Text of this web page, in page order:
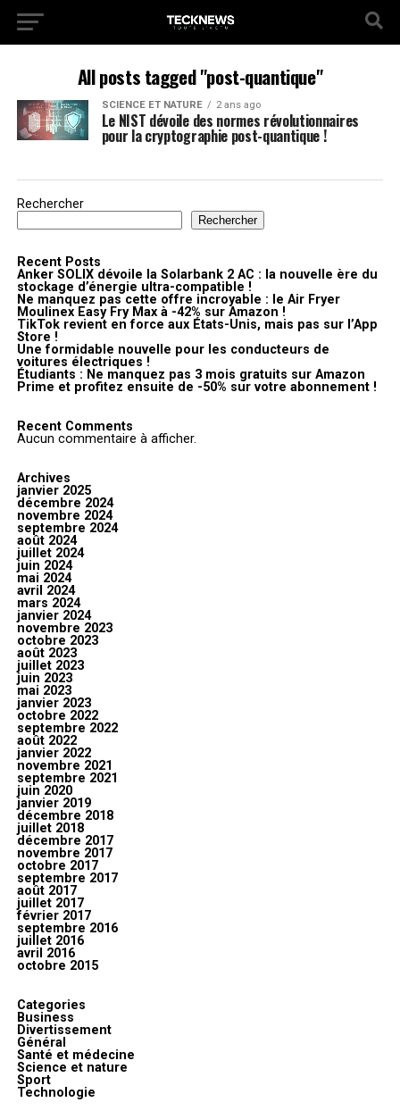
All posts tagged "post-quantique"
SCIENCE ET NATURE 2 ans ago
Le NIST dévoile des normes révolutionnaires
pour la cryptographie post-quantique !
Rechercher
Rechercher
Recent Posts
Anker SOLIX dévoile la Solarbank 2 AC : la nouvelle ère du
stockage d’énergie ultra-compatible !
Ne manquez pas cette offre incroyable : le Air Fryer
Moulinex Easy Fry Max à -42% sur Amazon !
TikTok revient en force aux États-Unis, mais pas sur l’App
Store !
Une formidable nouvelle pour les conducteurs de
voitures électriques !
Étudiants : Ne manquez pas 3 mois gratuits sur Amazon
Prime et profitez ensuite de -50% sur votre abonnement !
Recent Comments
Aucun commentaire à afficher.
Archives
janvier 2025
décembre 2024
novembre 2024
septembre 2024
août 2024
juillet 2024
juin 2024
mai 2024
avril 2024
mars 2024
janvier 2024
novembre 2023
octobre 2023
août 2023
juillet 2023
juin 2023
mai 2023
janvier 2023
octobre 2022
septembre 2022
août 2022
janvier 2022
novembre 2021
septembre 2021
juin 2020
janvier 2019
décembre 2018
juillet 2018
décembre 2017
novembre 2017
octobre 2017
septembre 2017
août 2017
juillet 2017
février 2017
septembre 2016
juillet 2016
avril 2016
octobre 2015
Categories
Business
Divertissement
Général
Santé et médecine
Science et nature
Sport
Technologie